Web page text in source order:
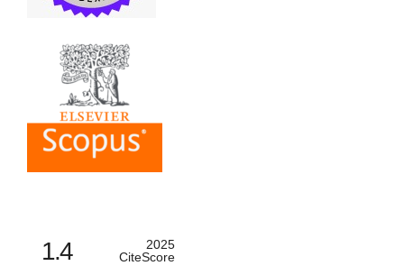
1.4
2025
CiteScore